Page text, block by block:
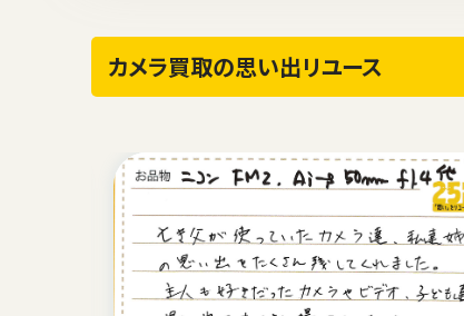
カメラ買取の思い出リユース